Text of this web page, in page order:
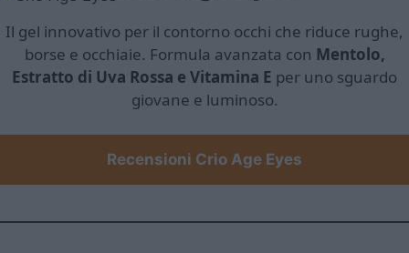
Il gel innovativo per il contorno occhi che riduce rughe,
borse e occhiaie. Formula avanzata con Mentolo,
Estratto di Uva Rossa e Vitamina E per uno sguardo
giovane e luminoso.
Recensioni Crio Age Eyes